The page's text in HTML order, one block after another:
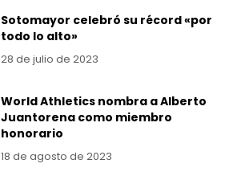
Sotomayor celebró su récord «por
todo lo alto»
28 de julio de 2023
World Athletics nombra a Alberto
Juantorena como miembro
honorario
18 de agosto de 2023